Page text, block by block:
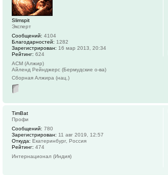
Slimspit
Эксперт
Сообщений: 4104
Благодарностей: 1282
Зарегистрирован: 16 мар 2013, 20:34
Рейтинг: 624
АСМ (Алжир)
Айленд Рейнджерс (Бермудские о-ва)
Сборная Алжира (нац.)
TimBat
Профи
Сообщений: 780
Зарегистрирован: 11 авг 2019, 12:57
Откуда: Екатеринбург, Россия
Рейтинг: 474
Интернационал (Индия)